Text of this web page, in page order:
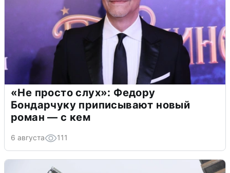
«Не просто слух»: Федору
Бондарчуку приписывают новый
роман — с кем
6 августа 111